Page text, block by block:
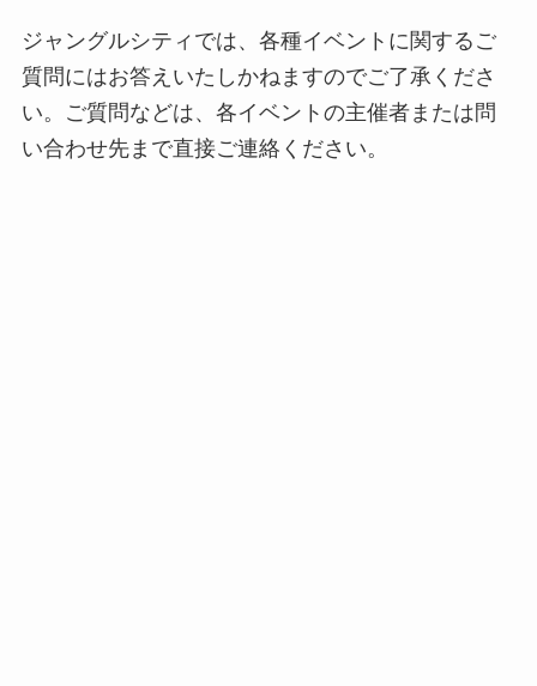
ジャングルシティでは、各種イベントに関するご
質問にはお答えいたしかねますのでご了承くださ
い。ご質問などは、各イベントの主催者または問
い合わせ先まで直接ご連絡ください。